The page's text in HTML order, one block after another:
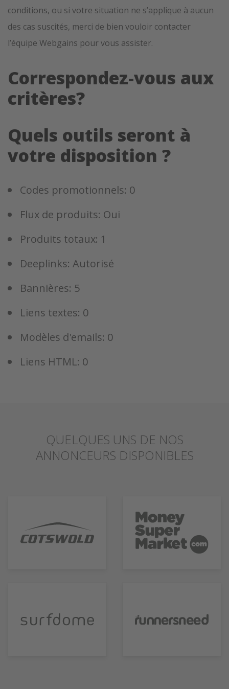
conditions, ou si votre situation ne s’applique à aucun
des cas suscités, merci de bien vouloir contacter
l’équipe Webgains pour vous assister.
Correspondez-vous aux
critères?
Quels outils seront à
votre disposition ?
Codes promotionnels: 0
Flux de produits: Oui
Produits totaux: 1
Deeplinks: Autorisé
Bannières: 5
Liens textes: 0
Modèles d'emails: 0
Liens HTML: 0
QUELQUES UNS DE NOS
ANNONCEURS DISPONIBLES